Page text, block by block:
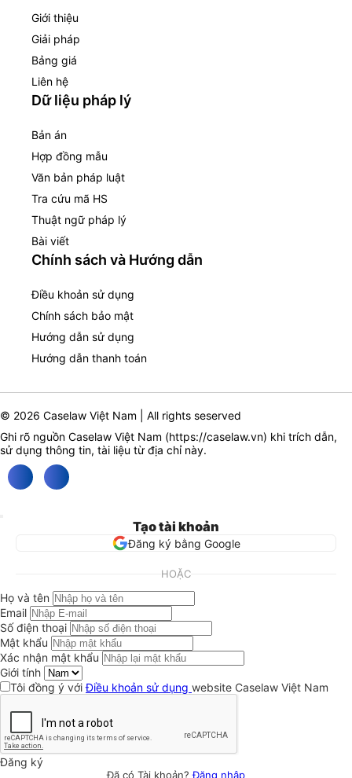
Giới thiệu
Giải pháp
Bảng giá
Liên hệ
Dữ liệu pháp lý
Bản án
Hợp đồng mẫu
Văn bản pháp luật
Tra cứu mã HS
Thuật ngữ pháp lý
Bài viết
Chính sách và Hướng dẫn
Điều khoản sử dụng
Chính sách bảo mật
Hướng dẫn sử dụng
Hướng dẫn thanh toán
© 2026 Caselaw Việt Nam | All rights seserved
Ghi rõ nguồn Caselaw Việt Nam (https://caselaw.vn) khi trích dẫn,
sử dụng thông tin, tài liệu từ địa chỉ này.
Tạo tài khoản
Đăng ký bằng Google
HOẶC
Họ và tên
Email
Số điện thoại
Mật khẩu
Xác nhận mật khẩu
Giới tính
Tôi đồng ý vớiĐiều khoản sử dụng website Caselaw Việt Nam
Đăng ký
Đã có Tài khoản?Đăng nhập